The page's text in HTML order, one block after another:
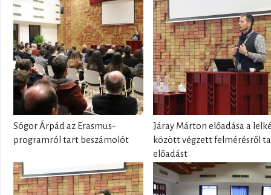
Sógor Árpád az Erasmus-
programról tart beszámolót
Járay Márton előadása a
között végzett felmérésről
előadást